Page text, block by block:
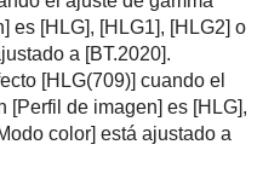
es [HLG], [HLG1], [HLG2] o
a [BT.2020].
[HLG(709)] cuando el
[Perfil de imagen] es [HLG],
color] está ajustado a